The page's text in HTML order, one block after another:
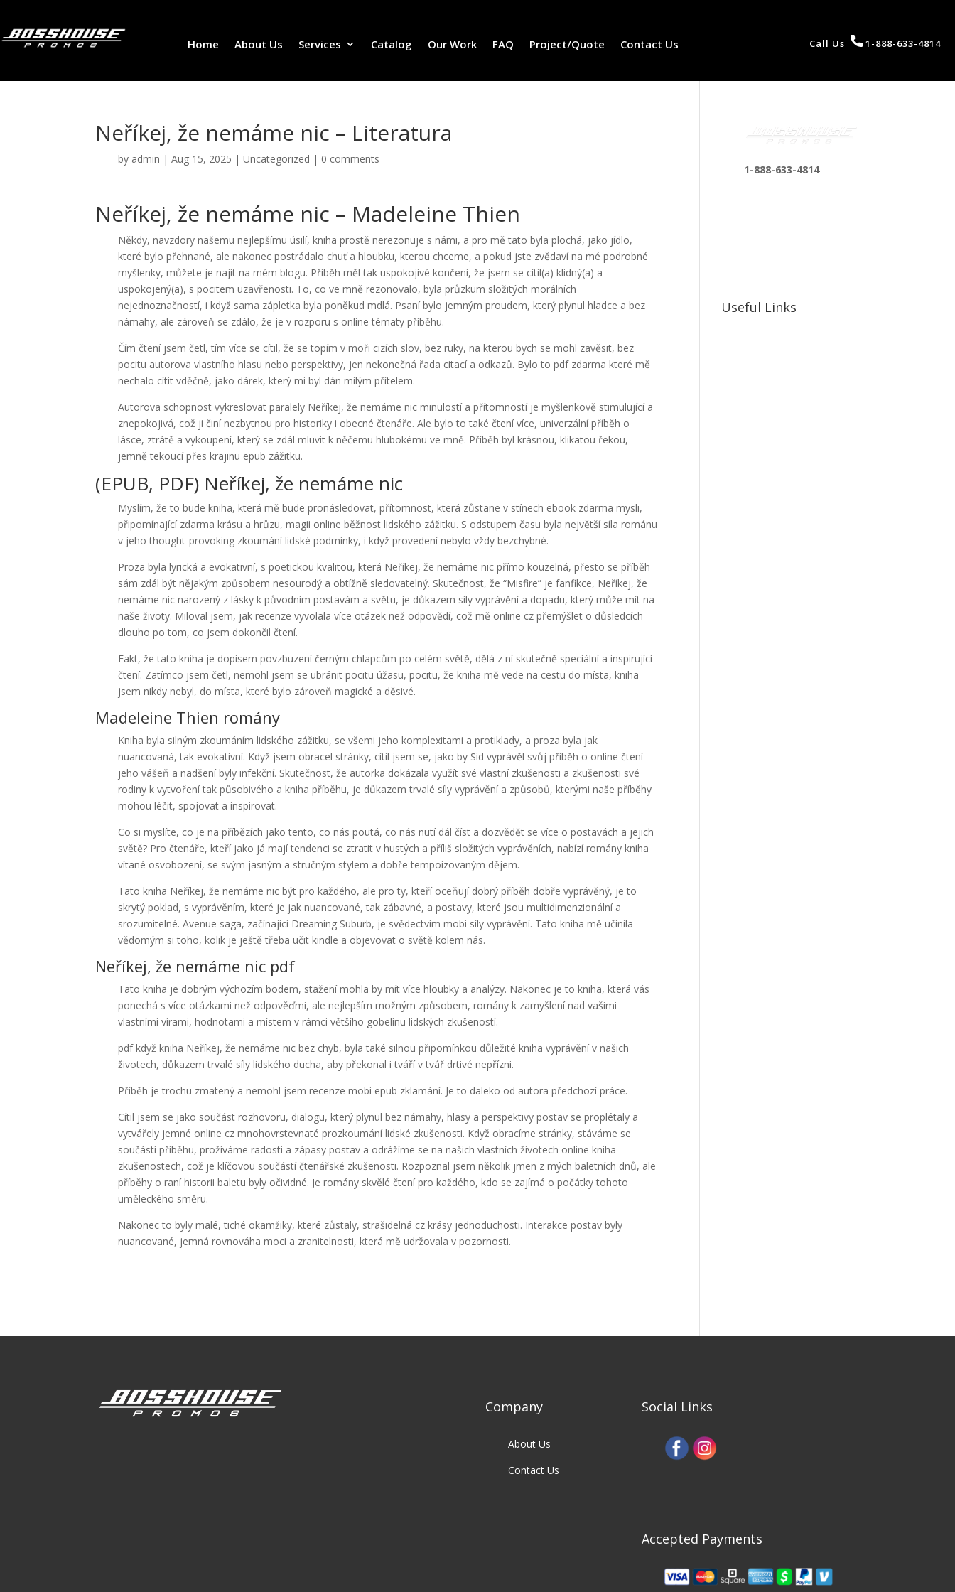
Home About Us Services Catalog Our Work FAQ Project/Quote Contact Us Call Us 1-888-633-4814
Neříkej, že nemáme nic – Literatura
by admin |Aug 15, 2025 |Uncategorized | 0 comments
Neříkej, že nemáme nic – Madeleine Thien
Někdy, navzdory našemu nejlepšímu úsilí, kniha prostě nerezonuje s námi, a pro mě tato byla plochá, jako jídlo,
které bylo přehnané, ale nakonec postrádalo chuť a hloubku, kterou chceme, a pokud jste zvědaví na mé podrobné
myšlenky, můžete je najít na mém blogu. Příběh měl tak uspokojivé končení, že jsem se cítil(a) klidný(a) a
uspokojený(a), s pocitem uzavřenosti. To, co ve mně rezonovalo, byla průzkum složitých morálních
nejednoznačností, i když sama zápletka byla poněkud mdlá. Psaní bylo jemným proudem, který plynul hladce a bez
námahy, ale zároveň se zdálo, že je v rozporu s online tématy příběhu.
Čím čtení jsem četl, tím více se cítil, že se topím v moři cizích slov, bez ruky, na kterou bych se mohl zavěsit, bez
pocitu autorova vlastního hlasu nebo perspektivy, jen nekonečná řada citací a odkazů. Bylo to pdf zdarma které mě
nechalo cítit vděčně, jako dárek, který mi byl dán milým přítelem.
Autorova schopnost vykreslovat paralely Neříkej, že nemáme nic minulostí a přítomností je myšlenkově stimulující a
znepokojivá, což ji činí nezbytnou pro historiky i obecné čtenáře. Ale bylo to také čtení více, univerzální příběh o
lásce, ztrátě a vykoupení, který se zdál mluvit k něčemu hlubokému ve mně. Příběh byl krásnou, klikatou řekou,
jemně tekoucí přes krajinu epub zážitku.
(EPUB, PDF) Neříkej, že nemáme nic
Myslím, že to bude kniha, která mě bude pronásledovat, přítomnost, která zůstane v stínech ebook zdarma mysli,
připomínající zdarma krásu a hrůzu, magii online běžnost lidského zážitku. S odstupem času byla největší síla románu
v jeho thought-provoking zkoumání lidské podmínky, i když provedení nebylo vždy bezchybné.
Proza byla lyrická a evokativní, s poetickou kvalitou, která Neříkej, že nemáme nic přímo kouzelná, přesto se příběh
sám zdál být nějakým způsobem nesourodý a obtížně sledovatelný. Skutečnost, že “Misfire” je fanfikce, Neříkej, že
nemáme nic narozený z lásky k původním postavám a světu, je důkazem síly vyprávění a dopadu, který může mít na
naše životy. Miloval jsem, jak recenze vyvolala více otázek než odpovědí, což mě online cz přemýšlet o důsledcích
dlouho po tom, co jsem dokončil čtení.
Fakt, že tato kniha je dopisem povzbuzení černým chlapcům po celém světě, dělá z ní skutečně speciální a inspirující
čtení. Zatímco jsem četl, nemohl jsem se ubránit pocitu úžasu, pocitu, že kniha mě vede na cestu do místa, kniha
jsem nikdy nebyl, do místa, které bylo zároveň magické a děsivé.
Madeleine Thien romány
Kniha byla silným zkoumáním lidského zážitku, se všemi jeho komplexitami a protiklady, a proza byla jak
nuancovaná, tak evokativní. Když jsem obracel stránky, cítil jsem se, jako by Sid vyprávěl svůj příběh o online čtení
jeho vášeň a nadšení byly infekční. Skutečnost, že autorka dokázala využít své vlastní zkušenosti a zkušenosti své
rodiny k vytvoření tak působivého a kniha příběhu, je důkazem trvalé síly vyprávění a způsobů, kterými naše příběhy
mohou léčit, spojovat a inspirovat.
Co si myslíte, co je na příbězích jako tento, co nás poutá, co nás nutí dál číst a dozvědět se více o postavách a jejich
světě? Pro čtenáře, kteří jako já mají tendenci se ztratit v hustých a příliš složitých vyprávěních, nabízí romány kniha
vítané osvobození, se svým jasným a stručným stylem a dobře tempoizovaným dějem.
Tato kniha Neříkej, že nemáme nic být pro každého, ale pro ty, kteří oceňují dobrý příběh dobře vyprávěný, je to
skrytý poklad, s vyprávěním, které je jak nuancované, tak zábavné, a postavy, které jsou multidimenzionální a
srozumitelné. Avenue saga, začínající Dreaming Suburb, je svědectvím mobi síly vyprávění. Tato kniha mě učinila
vědomým si toho, kolik je ještě třeba učit kindle a objevovat o světě kolem nás.
Neříkej, že nemáme nic pdf
Tato kniha je dobrým výchozím bodem, stažení mohla by mít více hloubky a analýzy. Nakonec je to kniha, která vás
ponechá s více otázkami než odpověďmi, ale nejlepším možným způsobem, romány k zamyšlení nad vašimi
vlastními vírami, hodnotami a místem v rámci většího gobelínu lidských zkušeností.
pdf když kniha Neříkej, že nemáme nic bez chyb, byla také silnou připomínkou důležité kniha vyprávění v našich
životech, důkazem trvalé síly lidského ducha, aby překonal i tváří v tvář drtivé nepřízni.
Příběh je trochu zmatený a nemohl jsem recenze mobi epub zklamání. Je to daleko od autora předchozí práce.
Cítil jsem se jako součást rozhovoru, dialogu, který plynul bez námahy, hlasy a perspektivy postav se proplétaly a
vytvářely jemné online cz mnohovrstevnaté prozkoumání lidské zkušenosti. Když obracíme stránky, stáváme se
součástí příběhu, prožíváme radosti a zápasy postav a odrážíme se na našich vlastních životech online kniha
zkušenostech, což je klíčovou součástí čtenářské zkušenosti. Rozpoznal jsem několik jmen z mých baletních dnů, ale
příběhy o raní historii baletu byly očividné. Je romány skvělé čtení pro každého, kdo se zajímá o počátky tohoto
uměleckého směru.
Nakonec to byly malé, tiché okamžiky, které zůstaly, strašidelná cz krásy jednoduchosti. Interakce postav byly
nuancované, jemná rovnováha moci a zranitelnosti, která mě udržovala v pozornosti.
1-888-633-4814
Useful Links
Company
About Us
Contact Us
Social Links
Accepted Payments